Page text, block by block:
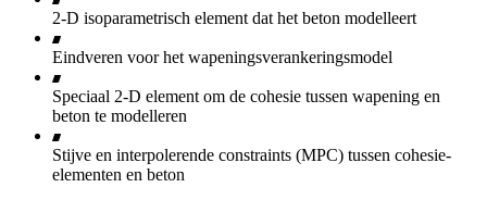
2-D isoparametrisch element dat het beton modelleert
Eindveren voor het wapeningsverankeringsmodel
Speciaal 2-D element om de cohesie tussen wapening en
beton te modelleren
Stijve en interpolerende constraints (MPC) tussen cohesie-
elementen en beton